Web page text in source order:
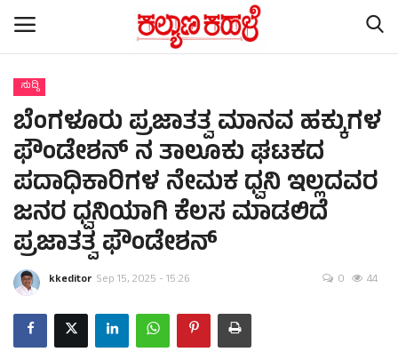
Home
Subscription
Contact
ರಾಷ್ಟ್ರೀಯ ಸುದ್ದಿ
ರಾಜ್ಯ ಸುದ್ದಿ
ಕಲೆ - ಸಾಹಿತ್ಯ
ಸುದ್ದಿ
ಬೆಂಗಳೂರು ಪ್ರಜಾತತ್ವ ಮಾನವ ಹಕ್ಕುಗಳ
ಫೌಂಡೇಶನ್ ನ ತಾಲೂಕು ಘಟಕದ
ಪದಾಧಿಕಾರಿಗಳ ನೇಮಕ ಧ್ವನಿ ಇಲ್ಲದವರ
ಜನರ ಧ್ವನಿಯಾಗಿ ಕೆಲಸ ಮಾಡಲಿದೆ
ಪ್ರಜಾತತ್ವ ಫೌಂಡೇಶನ್
kkeditor Sep 15, 2025 - 15:26 0 44